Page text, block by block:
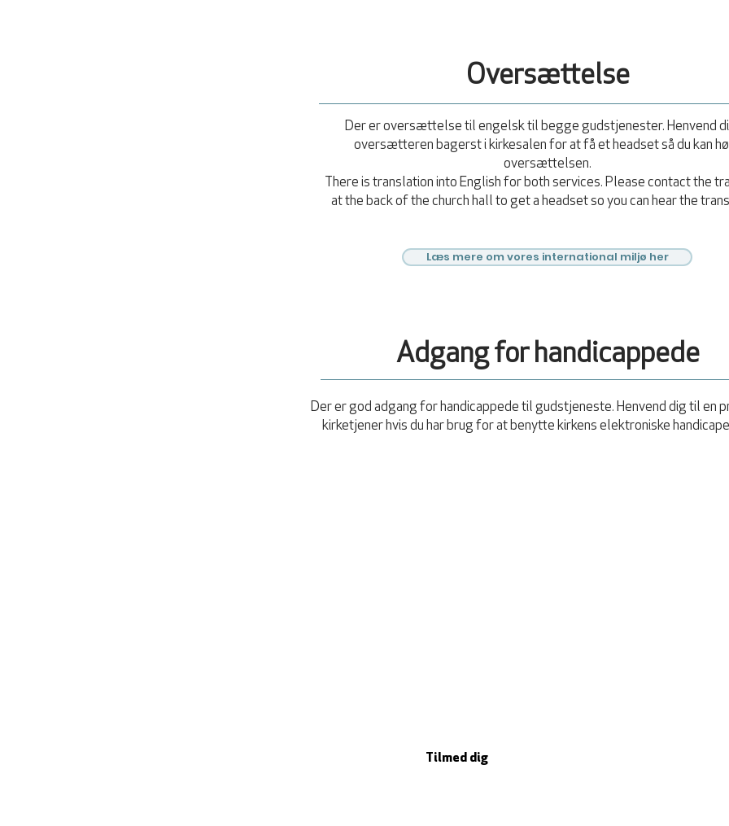
Oversættelse
Der er oversættelse til engelsk til begge gudstjenester. Henvend
oversætteren bagerst i kirkesalen for at få et headset så du kan
oversættelsen.
There is translation into English for both services. Please contact the
at the back of the church hall to get a headset so you can hear the
Læs mere om vores international miljø her
Adgang for handicappede
Der er god adgang for handicappede til gudstjeneste. Henvend dig til en
kirketjener hvis du har brug for at benytte kirkens elektroniske
Tilmed dig